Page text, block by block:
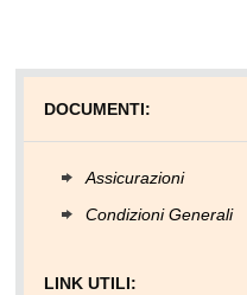
DOCUMENTI:
Assicurazioni
Condizioni Generali
LINK UTILI: